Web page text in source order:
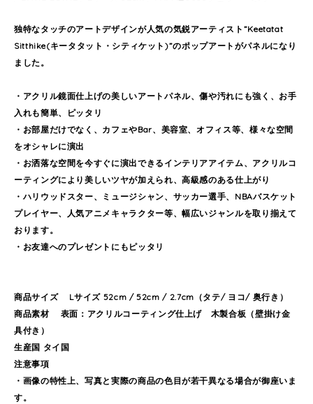
独特なタッチのアートデザインが人気の気鋭アーティスト”Keetatat
Sitthike(キータタット・シティケット)”のポップアートがパネルになり
ました。
・アクリル鏡面仕上げの美しいアートパネル、傷や汚れにも強く、お手
入れも簡単、ピッタリ
・お部屋だけでなく、カフェやBar、美容室、オフィス等、様々な空間
をオシャレに演出
・お洒落な空間を今すぐに演出できるインテリアアイテム、アクリルコ
ーティングにより美しいツヤが加えられ、高級感のある仕上がり
・ハリウッドスター、ミュージシャン、サッカー選手、NBAバスケット
プレイヤー、人気アニメキャラクター等、幅広いジャンルを取り揃えて
おります。
・お友達へのプレゼントにもピッタリ
商品サイズ Lサイズ 52cm / 52cm / 2.7cm（タテ/ ヨコ/ 奥行き）
商品素材 表面：アクリルコーティング仕上げ 木製合板（壁掛け金
具付き）
生産国 タイ国
注意事項
・画像の特性上、写真と実際の商品の色目が若干異なる場合が御座いま
す。